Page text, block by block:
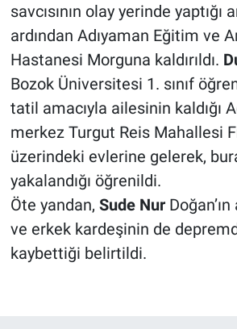
savcısının olay yerinde yaptığı
ardından Adıyaman Eğitim ve
Hastanesi Morguna kaldırıldı.
Bozok Üniversitesi 1. sınıf
tatil amacıyla ailesinin kaldığı
merkez Turgut Reis Mahallesi
üzerindeki evlerine gelerek,
yakalandığı öğrenildi.
Öte yandan, Sude Nur
ve erkek kardeşinin de
kaybettiği belirtildi.